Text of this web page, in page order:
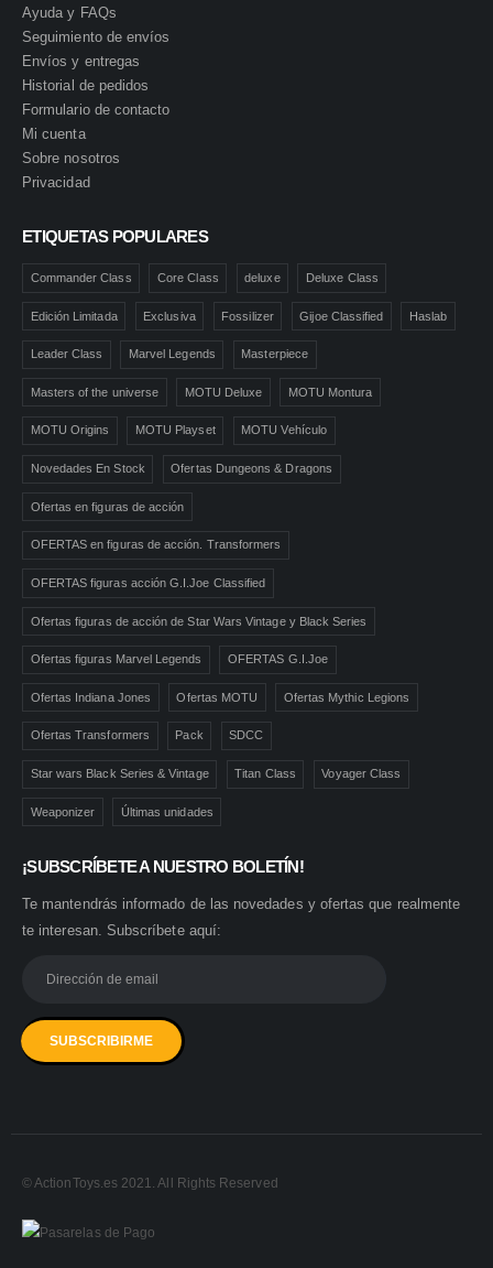
Ayuda y FAQs
Seguimiento de envíos
Envíos y entregas
Historial de pedidos
Formulario de contacto
Mi cuenta
Sobre nosotros
Privacidad
ETIQUETAS POPULARES
Commander Class Core Class deluxe Deluxe Class
Edición Limitada Exclusiva Fossilizer Gijoe Classified Haslab
Leader Class Marvel Legends Masterpiece
Masters of the universe MOTU Deluxe MOTU Montura
MOTU Origins MOTU Playset MOTU Vehículo
Novedades En Stock Ofertas Dungeons & Dragons
Ofertas en figuras de acción
OFERTAS en figuras de acción. Transformers
OFERTAS figuras acción G.I.Joe Classified
Ofertas figuras de acción de Star Wars Vintage y Black Series
Ofertas figuras Marvel Legends OFERTAS G.I.Joe
Ofertas Indiana Jones Ofertas MOTU Ofertas Mythic Legions
Ofertas Transformers Pack SDCC
Star wars Black Series & Vintage Titan Class Voyager Class
Weaponizer Últimas unidades
¡SUBSCRÍBETE A NUESTRO BOLETÍN!
Te mantendrás informado de las novedades y ofertas que realmente
te interesan. Subscríbete aquí:
© ActionToys.es 2021. All Rights Reserved